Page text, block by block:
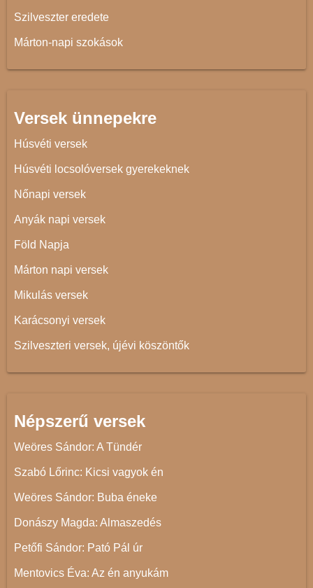
Szilveszter eredete
Márton-napi szokások
Versek ünnepekre
Húsvéti versek
Húsvéti locsolóversek gyerekeknek
Nőnapi versek
Anyák napi versek
Föld Napja
Márton napi versek
Mikulás versek
Karácsonyi versek
Szilveszteri versek, újévi köszöntők
Népszerű versek
Weöres Sándor: A Tündér
Szabó Lőrinc: Kicsi vagyok én
Weöres Sándor: Buba éneke
Donászy Magda: Almaszedés
Petőfi Sándor: Pató Pál úr
Mentovics Éva: Az én anyukám